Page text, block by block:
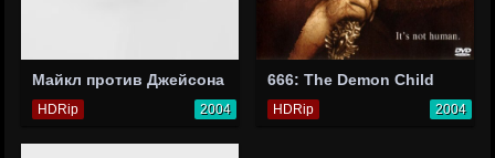
Майкл против Джейсона
HDRip 2004
666: The Demon Child
HDRip 2004